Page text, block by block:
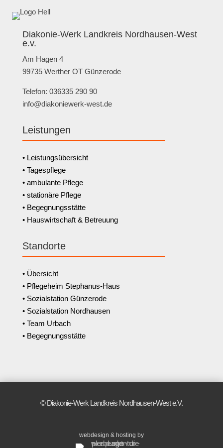
Diakonie-Werk Landkreis Nordhausen-West
e.v.
Am Hagen 4
99735 Werther OT Günzerode
Telefon: 036335 290 90
info@diakoniewerk-west.de
Leistungen
• Leistungsübersicht
• Tagespflege
• ambulante Pflege
• stationäre Pflege
• Begegnungsstätte
• Hauswirtschaft & Betreuung
Standorte
• Übersicht
• Pflegeheim Stephanus-Haus
• Sozialstation Günzerode
• Sozialstation Nordhausen
• Team Urbach
• Begegnungsstätte
© Diakonie-Werk Landkreis Nordhausen-West e.V.
webdesign & hosting by